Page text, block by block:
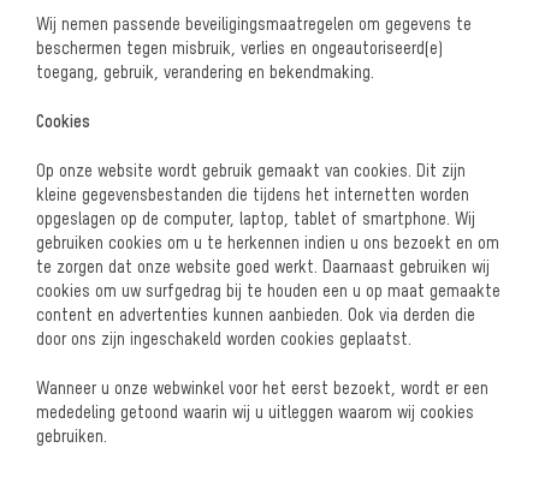
Wij nemen passende beveiligingsmaatregelen om gegevens te
beschermen tegen misbruik, verlies en ongeautoriseerd(e)
toegang, gebruik, verandering en bekendmaking.
Cookies
Op onze website wordt gebruik gemaakt van cookies. Dit zijn
kleine gegevensbestanden die tijdens het internetten worden
opgeslagen op de computer, laptop, tablet of smartphone. Wij
gebruiken cookies om u te herkennen indien u ons bezoekt en om
te zorgen dat onze website goed werkt. Daarnaast gebruiken wij
cookies om uw surfgedrag bij te houden een u op maat gemaakte
content en advertenties kunnen aanbieden. Ook via derden die
door ons zijn ingeschakeld worden cookies geplaatst.
Wanneer u onze webwinkel voor het eerst bezoekt, wordt er een
mededeling getoond waarin wij u uitleggen waarom wij cookies
gebruiken.